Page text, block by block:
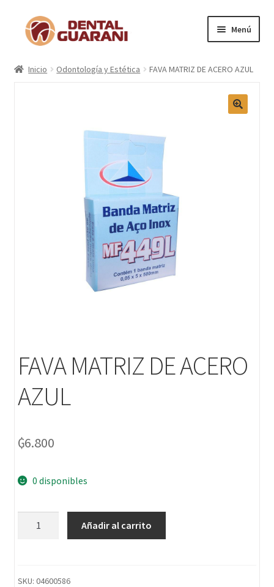
Menú
Inicio
Inicio Odontología y Estética FAVA MATRIZ DE ACERO AZUL
FAVA MATRIZ DE ACERO
AZUL
₲6.800
0 disponibles
Añadir al carrito
SKU: 04600586